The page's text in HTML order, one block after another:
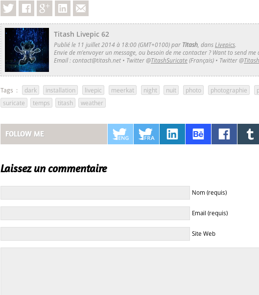
Titash Livepic 62
Publié le 11 juillet 2014 à 18:00 (GMT+0100) par Titash , dans Livepics.
Envie de m'envoyer un message, ou besoin de me contacter ? Want to send
Email :contact@titash.net • Twitter @TitashSuricate(Français) • Twitter@
Tags : dark installation livepic meerkat night nuit photo photographie
suricate
temps titash weather
FOLLOW ME
Laissez un commentaire
Nom (requis)
Email (requis)
Site Web